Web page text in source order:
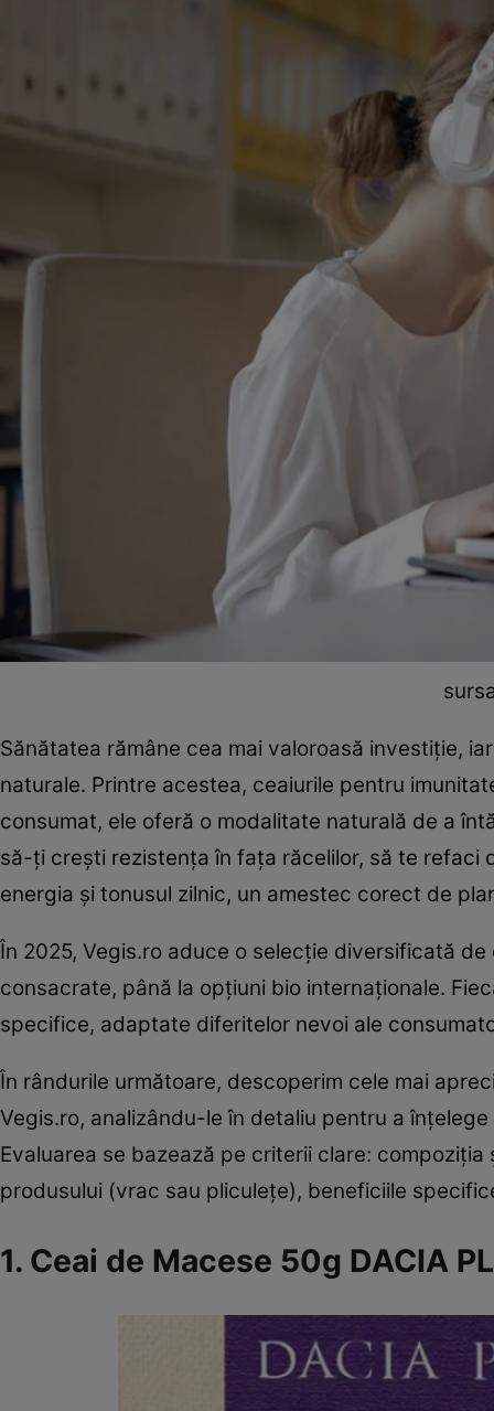
Sănătatea rămâne cea mai valoroasă investiție,
naturale. Printre acestea, ceaiurile pentru
consumat, ele oferă o modalitate naturală de a
să-ți crești rezistența în fața răcelilor, să te refaci
energia și tonusul zilnic, un amestec corect de
În 2025, Vegis.ro aduce o selecție diversificată
consacrate, până la opțiuni bio internaționale.
specifice, adaptate diferitelor nevoi ale
În rândurile următoare, descoperim cele mai
Vegis.ro, analizându-le în detaliu pentru a
Evaluarea se bazează pe criterii clare:
produsului (vrac sau pliculețe), beneficiile
1. Ceai de Macese 50g DACIA